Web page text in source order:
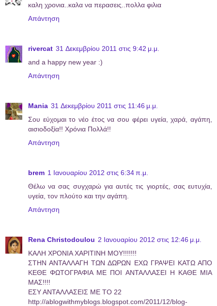
καλη χρονια..καλα να περασεις..πολλα φιλια
Απάντηση
rivercat 31 Δεκεμβρίου 2011 στις 9:42 μ.μ.
and a happy new year :)
Απάντηση
Mania 31 Δεκεμβρίου 2011 στις 11:46 μ.μ.
Σου εύχομαι το νέο έτος να σου φέρει υγεία, χαρά, αγάπη,
αισιοδοξία!! Χρόνια Πολλά!!
Απάντηση
brem 1 Ιανουαρίου 2012 στις 6:34 π.μ.
Θέλω να σας συγχαρώ για αυτές τις γιορτές, σας ευτυχία,
υγεία, τον πλούτο και την αγάπη.
Απάντηση
Rena Christodoulou 2 Ιανουαρίου 2012 στις 12:46 μ.μ.
ΚΑΛΗ ΧΡΟΝΙΑ ΧΑΡΙΤΙΝΗ ΜΟΥ!!!!!!!
ΣΤΗΝ ΑΝΤΑΛΛΑΓΗ ΤΩΝ ΔΩΡΩΝ ΕΧΩ ΓΡΑΨΕΙ ΚΑΤΩ ΑΠΟ
ΚΕΘΕ ΦΩΤΟΓΡΑΦΙΑ ΜΕ ΠΟΙ ΑΝΤΑΛΛΑΣΕΙ Η ΚΑΘΕ ΜΙΑ
ΜΑΣ!!!!
ΕΣΥ ΑΝΤΑΛΛΑΣΕΙΣ ΜΕ ΤΟ 22
http://ablogwithmyblogs.blogspot.com/2011/12/blog-